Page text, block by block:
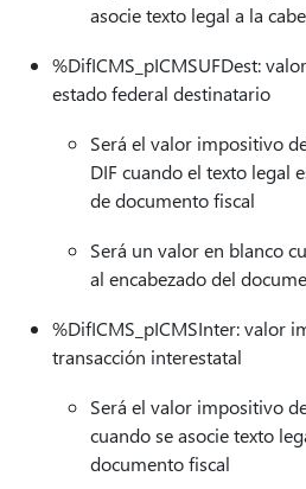
asocie texto legal a la
%DifICMS_pICMSUFDest:
estado federal destinatario
Será el valor impositivo
DIF cuando el texto legal
de documento fiscal
Será un valor en blanco
al encabezado del
%DifICMS_pICMSInter: valor
transacción interestatal
Será el valor impositivo
cuando se asocie texto
documento fiscal